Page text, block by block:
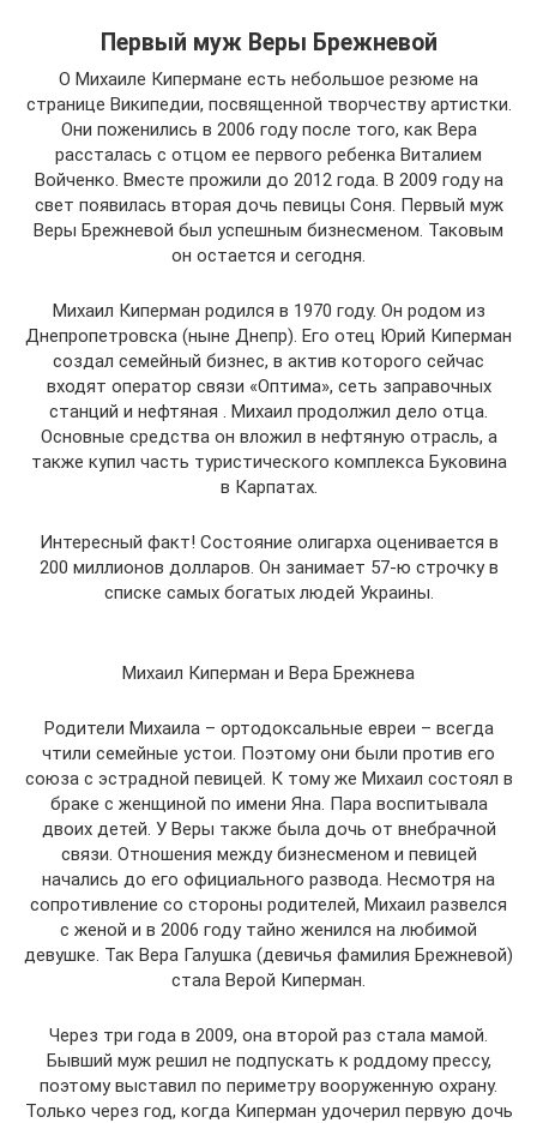
Первый муж Веры Брежневой
О Михаиле Кипермане есть небольшое резюме на
странице Википедии, посвященной творчеству артистки.
Они поженились в 2006 году после того, как Вера
рассталась с отцом ее первого ребенка Виталием
Войченко. Вместе прожили до 2012 года. В 2009 году на
свет появилась вторая дочь певицы Соня. Первый муж
Веры Брежневой был успешным бизнесменом. Таковым
он остается и сегодня.
Михаил Киперман родился в 1970 году. Он родом из
Днепропетровска (ныне Днепр). Его отец Юрий Киперман
создал семейный бизнес, в актив которого сейчас
входят оператор связи «Оптима», сеть заправочных
станций и нефтяная . Михаил продолжил дело отца.
Основные средства он вложил в нефтяную отрасль, а
также купил часть туристического комплекса Буковина
в Карпатах.
Интересный факт! Состояние олигарха оценивается в
200 миллионов долларов. Он занимает 57-ю строчку в
списке самых богатых людей Украины.
Михаил Киперман и Вера Брежнева
Родители Михаила – ортодоксальные евреи – всегда
чтили семейные устои. Поэтому они были против его
союза с эстрадной певицей. К тому же Михаил состоял в
браке с женщиной по имени Яна. Пара воспитывала
двоих детей. У Веры также была дочь от внебрачной
связи. Отношения между бизнесменом и певицей
начались до его официального развода. Несмотря на
сопротивление со стороны родителей, Михаил развелся
с женой и в 2006 году тайно женился на любимой
девушке. Так Вера Галушка (девичья фамилия Брежневой)
стала Верой Киперман.
Через три года в 2009, она второй раз стала мамой.
Бывший муж решил не подпускать к роддому прессу,
поэтому выставил по периметру вооруженную охрану.
Только через год, когда Киперман удочерил первую дочь